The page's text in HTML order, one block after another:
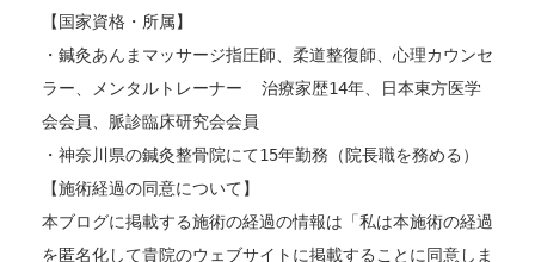
【国家資格・所属】
・鍼灸あんまマッサージ指圧師、柔道整復師、心理カウンセ
ラー、メンタルトレーナー  治療家歴14年、日本東方医学
会会員、脈診臨床研究会会員
・神奈川県の鍼灸整骨院にて15年勤務（院長職を務める）
【施術経過の同意について】
本ブログに掲載する施術の経過の情報は「私は本施術の経過
を匿名化して貴院のウェブサイトに掲載することに同意しま